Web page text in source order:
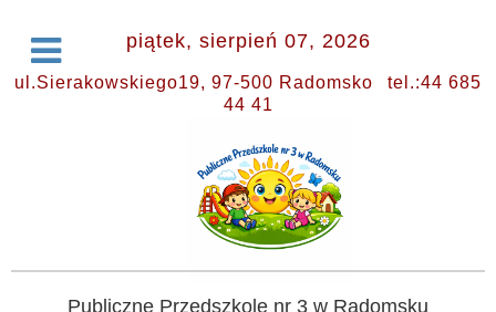
piątek, sierpień 07, 2026
ul.Sierakowskiego19, 97-500 Radomsko
tel.:44 685
44 41
Publiczne Przedszkole nr 3 w Radomsku